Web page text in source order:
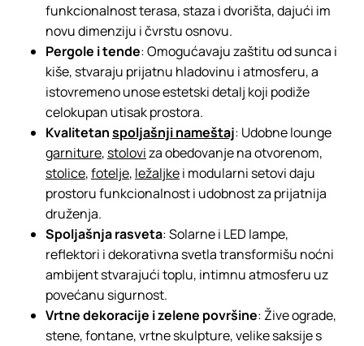
funkcionalnost terasa, staza i dvorišta, dajući im
novu dimenziju i čvrstu osnovu.
Pergole i tende: Omogućavaju zaštitu od sunca i
kiše, stvaraju prijatnu hladovinu i atmosferu, a
istovremeno unose estetski detalj koji podiže
celokupan utisak prostora.
Kvalitetanspoljašnji nameštaj: Udobne lounge
garniture, stoloviza obedovanje na otvorenom,
stolice,fotelje, ležaljkei modularni setovi daju
prostoru funkcionalnost i udobnost za prijatnija
druženja.
Spoljašnja rasveta: Solarne i LED lampe,
reflektori i dekorativna svetla transformišu noćni
ambijent stvarajući toplu, intimnu atmosferu uz
povećanu sigurnost.
Vrtne dekoracije i zelene površine: Žive ograde,
stene, fontane, vrtne skulpture, velike saksije s